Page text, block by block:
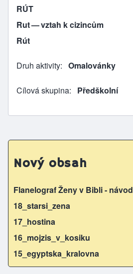
RÚT
Rut — vztah k cizincům
Rút
Druh aktivity Omalovánky
Cílová skupina Předškolní
Nový obsah
Flanelograf Ženy v Bibli - návod
18_starsi_zena
17_hostina
16_mojzis_v_kosiku
15_egyptska_kralovna